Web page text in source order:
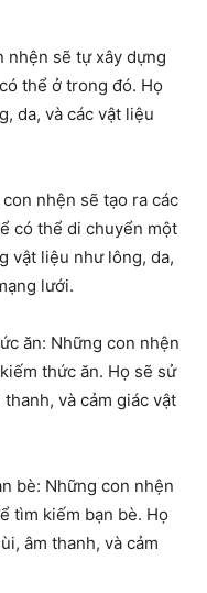
nhện sẽ tự xây dựng
thể ở trong đó. Họ
da, và các vật liệu
nhện sẽ tạo ra các
có thể di chuyển một
vật liệu như lông, da,
lưới.
ăn: Những con nhện
thức ăn. Họ sẽ sử
và cảm giác vật
bè: Những con nhện
tìm kiếm bạn bè. Họ
âm thanh, và cảm